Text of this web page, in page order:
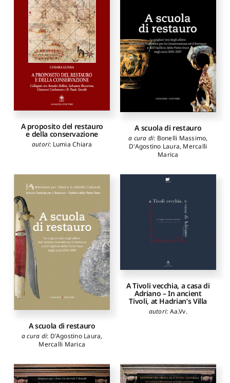
A proposito del restauro
e della conservazione
autori: Lumia Chiara
A scuola di restauro
a cura di: Bonelli Massimo,
D'Agostino Laura, Mercalli
Marica
A scuola di restauro
a cura di: D'Agostino Laura,
Mercalli Marica
A Tivoli vecchia, a casa di
Adriano – In ancient
Tivoli, at Hadrian’s Villa
autori: Aa.Vv.